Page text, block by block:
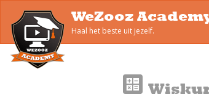
WeZooz
Haal het beste uit jezelf.